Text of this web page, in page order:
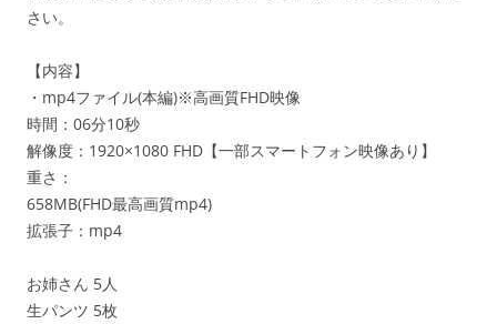
さい。
【内容】
・mp4ファイル(本編)※高画質FHD映像
時間：06分10秒
解像度：1920×1080 FHD【一部スマートフォン映像あり】
重さ：
658MB(FHD最高画質mp4)
拡張子：mp4
お姉さん 5人
生パンツ 5枚